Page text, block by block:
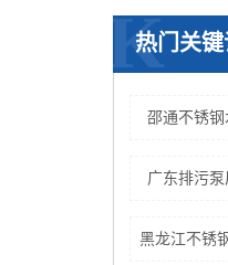
热门关键
K
邵通不锈钢
广东排污泵
黑龙江不锈